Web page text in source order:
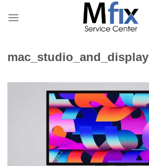
qua
mac_studio_and_display